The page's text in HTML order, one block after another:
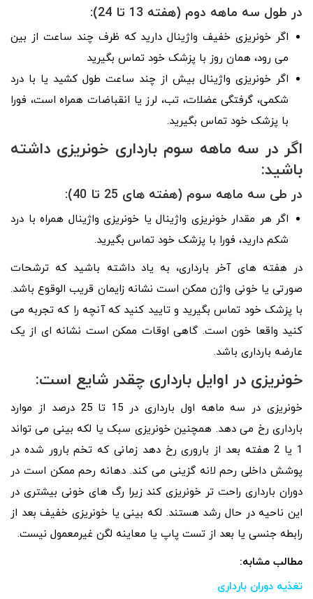
در طول سه ماهه دوم (هفته 13 تا 24):
اگر خونریزی خفیف واژینال دارید که ظرف چند ساعت از بین
می رود، همان روز با پزشک خود تماس بگیرید
اگر خونریزی واژینال بیش از چند ساعت طول کشید یا با درد
شکمی، گرفتگی عضلات، تب، لرز یا انقباضات همراه است، فورا
با پزشک خود تماس بگیرید.
اگر در سه ماهه سوم بارداری خونریزی داشته
باشید:
در طی سه ماهه سوم (هفته های 25 تا 40):
اگر هر مقدار خونریزی واژینال یا خونریزی واژینال همراه با درد
شکم دارید، فورا با پزشک خود تماس بگیرید.
در هفته های آخر بارداری، به یاد داشته باشید که ترشحات
صورتی یا خونی واژن ممکن است نشانه زایمان قریب الوقوع باشد.
با پزشک خود تماس بگیرید و تایید کنید که آنچه را که تجربه می
کنید واقعا خون است. گاهی اوقات ممکن است نشانه ای از یک
عارضه بارداری باشد.
خونریزی در اوایل بارداری چقدر شایع است:
خونریزی در سه ماهه اول بارداری در 15 تا 25 درصد از موارد
بارداری رخ می دهد. همچنین خونریزی سبک یا لکه بینی می تواند
1 یا 2 هفته بعد از باروری رخ دهد زمانی که تخم بارور شده در
پوشش داخلی رحم لانه گزینی می کند. دهانه رحم ممکن است در
دوران بارداری راحت تر خونریزی کند زیرا رگ های خونی بیشتری در
این ناحیه در حال رشد هستند. لکه بینی یا خونریزی خفیف بعد از
رابطه جنسی یا بعد از تست پاپ یا معاینه لگن غیرمعمول نیست.
مطالب مشابه:
تغذیه دوران بارداری